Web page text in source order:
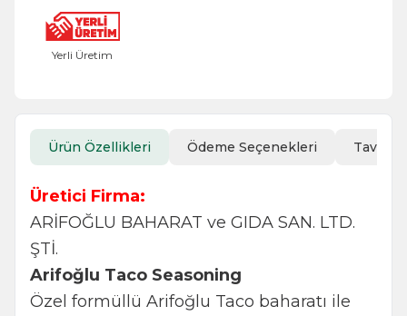
Yerli Üretim
Ürün Özellikleri Ödeme Seçenekleri Tavsiye
Üretici Firma:
ARİFOĞLU BAHARAT ve GIDA SAN. LTD.
ŞTİ.
Arifoğlu Taco Seasoning
Özel formüllü Arifoğlu Taco baharatı ile